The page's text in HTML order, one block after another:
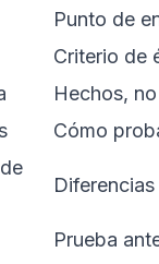
Punto de
Criterio de
Hechos,
Cómo
Prueba